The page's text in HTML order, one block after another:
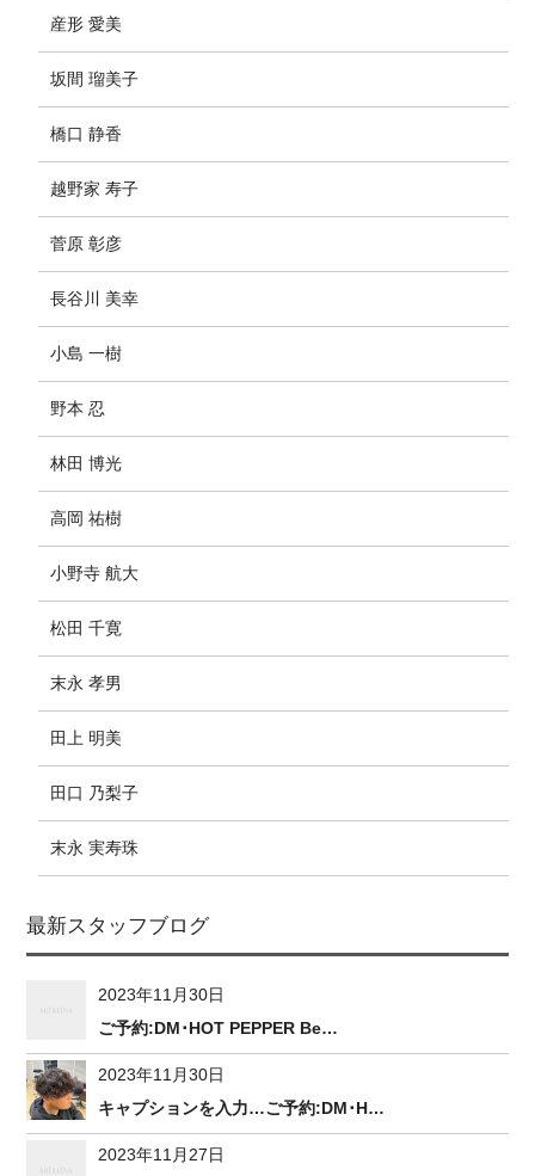
産形 愛美
坂間 瑠美子
橋口 静香
越野家 寿子
菅原 彰彦
長谷川 美幸
小島 一樹
野本 忍
林田 博光
高岡 祐樹
小野寺 航大
松田 千寛
末永 孝男
田上 明美
田口 乃梨子
末永 実寿珠
最新スタッフブログ
2023年11月30日
ご予約:DM･HOT PEPPER Be…
2023年11月30日
キャプションを入力…ご予約:DM･H…
2023年11月27日